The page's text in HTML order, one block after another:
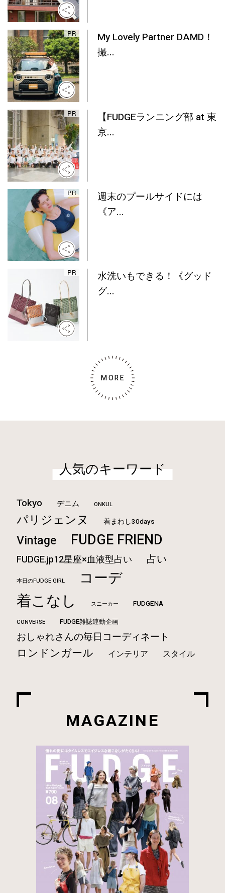
My Lovely Partner DAMD！
撮...
【FUDGEランニング部 at 東
京...
週末のプールサイドには
《ア...
水洗いもできる！《グッド
グ...
MORE
人気のキーワード
Tokyo デニム ONKUL
パリジェンヌ 着まわし30days
Vintage FUDGE FRIEND
FUDGE.jp12星座×血液型占い 占い
本日のFUDGE GIRL コーデ
着こなし スニーカー FUDGENA
CONVERSE FUDGE雑誌連動企画
おしゃれさんの毎日コーディネート
ロンドンガール インテリア スタイル
MAGAZINE